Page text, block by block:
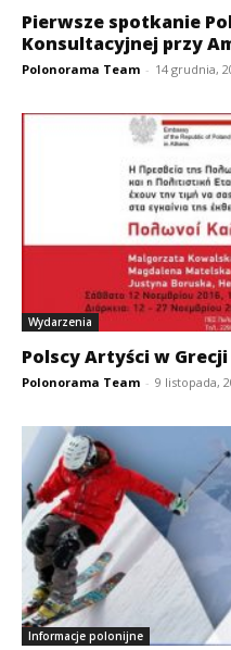
Pierwsze spotkanie
Konsultacyjnej przy
Polonorama Team - 14 grudnia,
Wydarzenia
Polscy Artyści w
Polonorama Team - 9 listopada,
Informacje polonijne